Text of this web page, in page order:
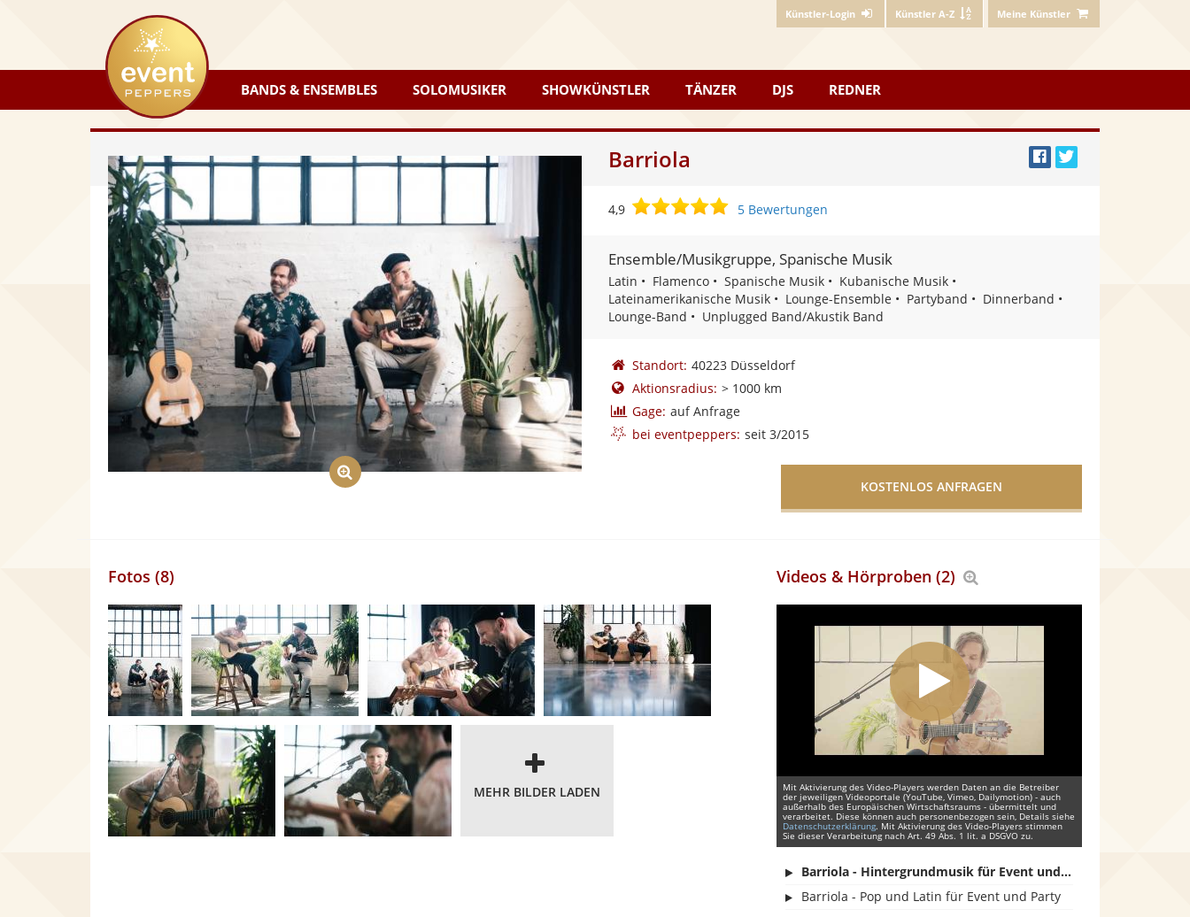
Künstler-Login Künstler A-Z Meine Künstler
eventpeppers
BANDS & ENSEMBLES SOLOMUSIKER SHOWKÜNSTLER TÄNZER DJS REDNER
Barriola
4,9
4,9
Sternen
5 Bewertungen
Ensemble/Musikgruppe, Spanische Musik
Latin Flamenco Spanische Musik
Kubanische Musik
Lateinamerikanische Musik
Lounge-Ensemble Partyband
Dinnerband
Lounge-Band
Unplugged Band/Akustik Band
Standort: 40223 Düsseldorf
Aktionsradius: > 1000 km
Gage: auf Anfrage
bei eventpeppers: seit 3/2015
Fotos (8)
MEHR BILDER LADEN
Videos & Hörproben (2)
Mit Aktivierung des Video-Players werden Daten an die Betreiber
der jeweiligen Videoportale (YouTube, Vimeo, Dailymotion) - auch
außerhalb des Europäischen Wirtschaftsraums - übermittelt und
verarbeitet. Diese können auch personenbezogen sein, Details siehe
Datenschutzerklärung. Mit Aktivierung des Video-Players stimmen
Sie dieser Verarbeitung nach Art. 49 Abs. 1 lit. a DSGVO zu.
Barriola - Hintergrundmusik für Event und Empfang
Barriola - Pop und Latin für Event und Party